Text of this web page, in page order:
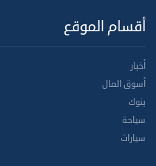
أقسام الموقع
أخبار
أسوق المال
بنوك
سياحة
سيارات